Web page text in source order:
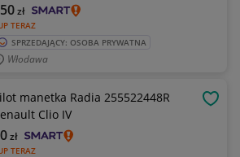
TERAZ
zł
SPRZEDAJĄCY: OSOBA PRYWATNA
Włodawa
manetka Radia 255522448R
Clio IV
TERAZ
zł